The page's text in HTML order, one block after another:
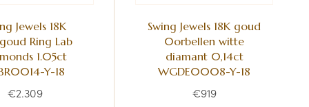
Jewels 18K
Ring Lab
1.05ct
Y-18
€2.309
Swing Jewels 18K goud
0orbellen witte
diamant 0,14ct
WGDE0008-Y-18
€919